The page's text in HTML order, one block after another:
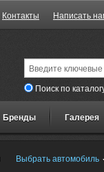
Контакты Написать
Поиск по
Бренды Галерея
Выбрать автомобиль